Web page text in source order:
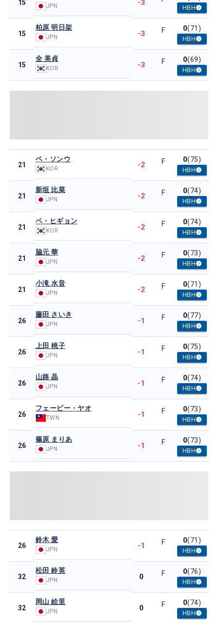
15 JPN -3
HBH
15
柏原 明日架
JPN -3 F 0(71)
HBH
15
全 美貞
KOR -3 F 0(69)
HBH
21
ペ・ソンウ
KOR -2 F 0(75)
HBH
21
新垣 比菜
JPN -2 F 0(74)
HBH
21
ペ・ヒギョン
KOR -2 F 0(74)
HBH
21
脇元 華
JPN -2 F 0(73)
HBH
21
小滝 水音
JPN -2 F 0(71)
HBH
26
藤田 さいき
JPN -1 F 0(77)
HBH
26
上田 桃子
JPN -1 F 0(75)
HBH
26
山路 晶
JPN -1 F 0(74)
HBH
26
フェービー・ヤオ
TWN -1 F 0(73)
HBH
26
篠原 まりあ
JPN -1 F 0(73)
HBH
26
鈴木 愛
JPN -1 F 0(71)
HBH
32
松田 鈴英
JPN 0 F 0(76)
HBH
32
岡山 絵里
JPN 0 F 0(74)
HBH